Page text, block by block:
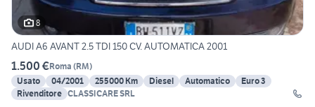
8
AUDI A6 AVANT 2.5 TDI 150 CV. AUTOMATICA 2001
1.500 €Roma (RM)
Usato
04/2001 255000 Km Diesel Automatico
Euro 3
Rivenditore CLASSICARE SRL